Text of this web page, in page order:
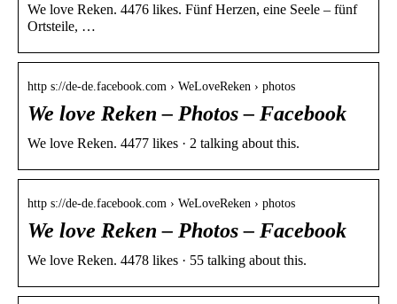
We love Reken. 4476 likes. Fünf Herzen, eine Seele – fünf
Ortsteile, …
http s://de-de.facebook.com › WeLoveReken › photos
We love Reken – Photos – Facebook
We love Reken. 4477 likes · 2 talking about this.
http s://de-de.facebook.com › WeLoveReken › photos
We love Reken – Photos – Facebook
We love Reken. 4478 likes · 55 talking about this.